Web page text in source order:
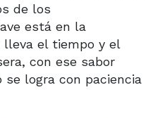
de los
está en la
lleva el tiempo y el
con ese sabor
logra con paciencia